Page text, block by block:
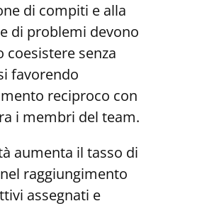
di compiti e alla
di problemi devono
coesistere senza
favorendo
reciproco con
i membri del team.
aumenta il tasso di
raggiungimento
assegnati e